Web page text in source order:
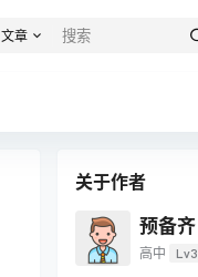
文章
关于作者
预备齐
高中 Lv3